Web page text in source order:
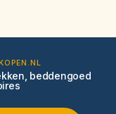
beddengoed